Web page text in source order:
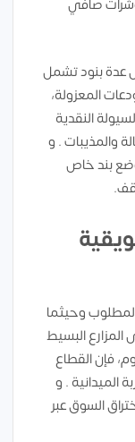
صافي
عدة بنود تشمل
المعزولة،
النقدية
والمذيبات . و
بند خاص
وحيثما
البسيط
فإن القطاع
الميدانية . و
السوق عبر